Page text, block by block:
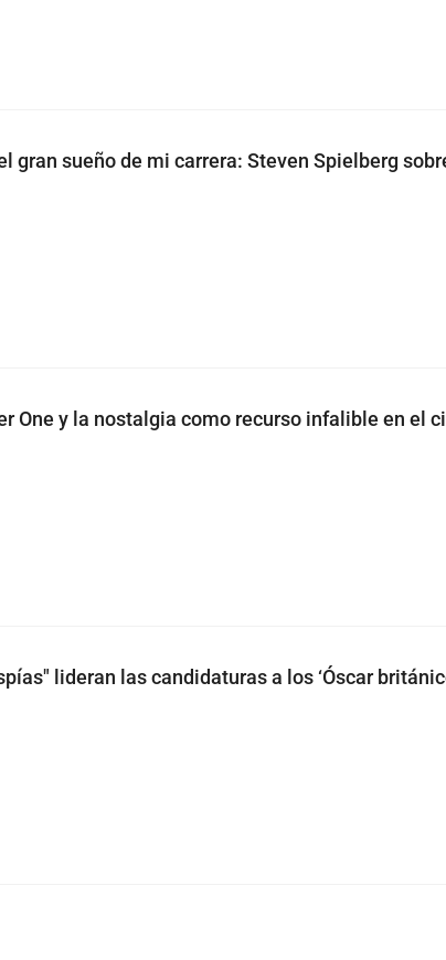
gran sueño de mi carrera: Steven Spielberg
One y la nostalgia como recurso infalible en el
lideran las candidaturas a los ‘Óscar